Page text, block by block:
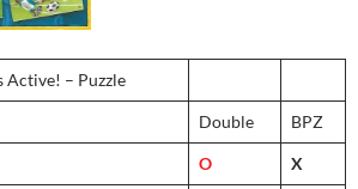
Active! – Puzzle
Double BPZ
O X